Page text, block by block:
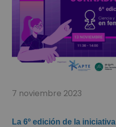
7 noviembre 2023
La 6º edición de la iniciativa